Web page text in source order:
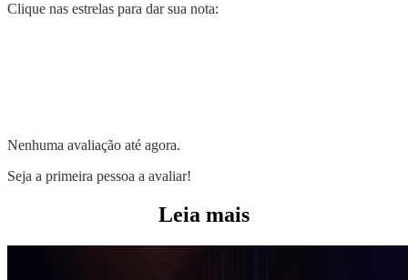
Clique nas estrelas para dar sua nota:
Nenhuma avaliação até agora.
Seja a primeira pessoa a avaliar!
Leia mais